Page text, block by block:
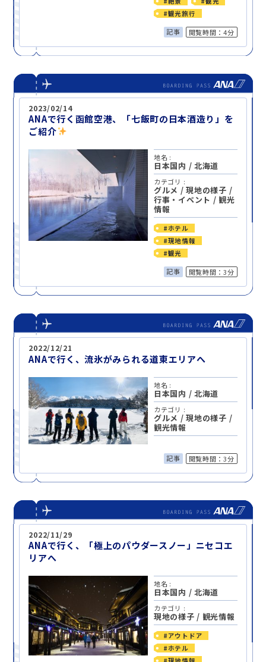
#観光旅行
記事 閲覧時間：4分
2023/02/14
ANAで行く函館空港、「七飯町の日本酒造り」を
ご紹介
地名 :
日本国内 /北海道
カテゴリ :
グルメ /現地の様子 /
行事・イベント / 観光
情報
#ホテル
#現地情報
#観光
記事 閲覧時間：3分
2022/12/21
ANAで行く、流氷がみられる道東エリアへ
地名 :
日本国内 /北海道
カテゴリ :
グルメ /現地の様子 /
観光情報
記事 閲覧時間：3分
2022/11/29
ANAで行く、「極上のパウダースノー」ニセコエ
リアへ
地名 :
日本国内 /北海道
カテゴリ :
現地の様子 / 観光情報
#アウトドア
#ホテル